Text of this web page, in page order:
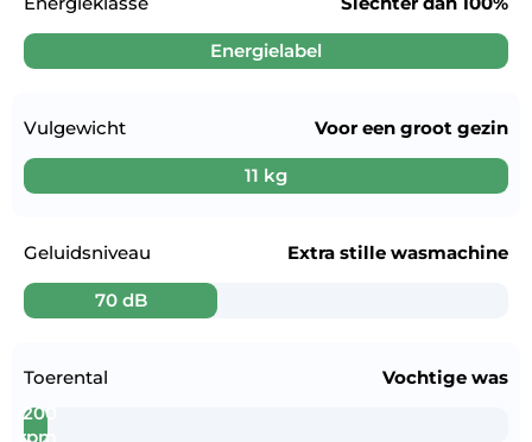
Energielabel
Vulgewicht
11 kg
Voor een groot gezin
Geluidsniveau
70 dB
Extra stille wasmachine
Toerental
1200
rpm
Vochtige was